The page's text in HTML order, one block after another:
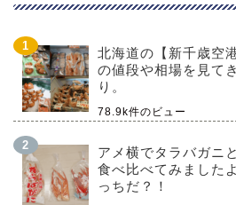
北海道の【新千歳空
の値段や相場を見て
り。
78.9k件のビュー
アメ横でタラバガニ
食べ比べてみました
っちだ？！